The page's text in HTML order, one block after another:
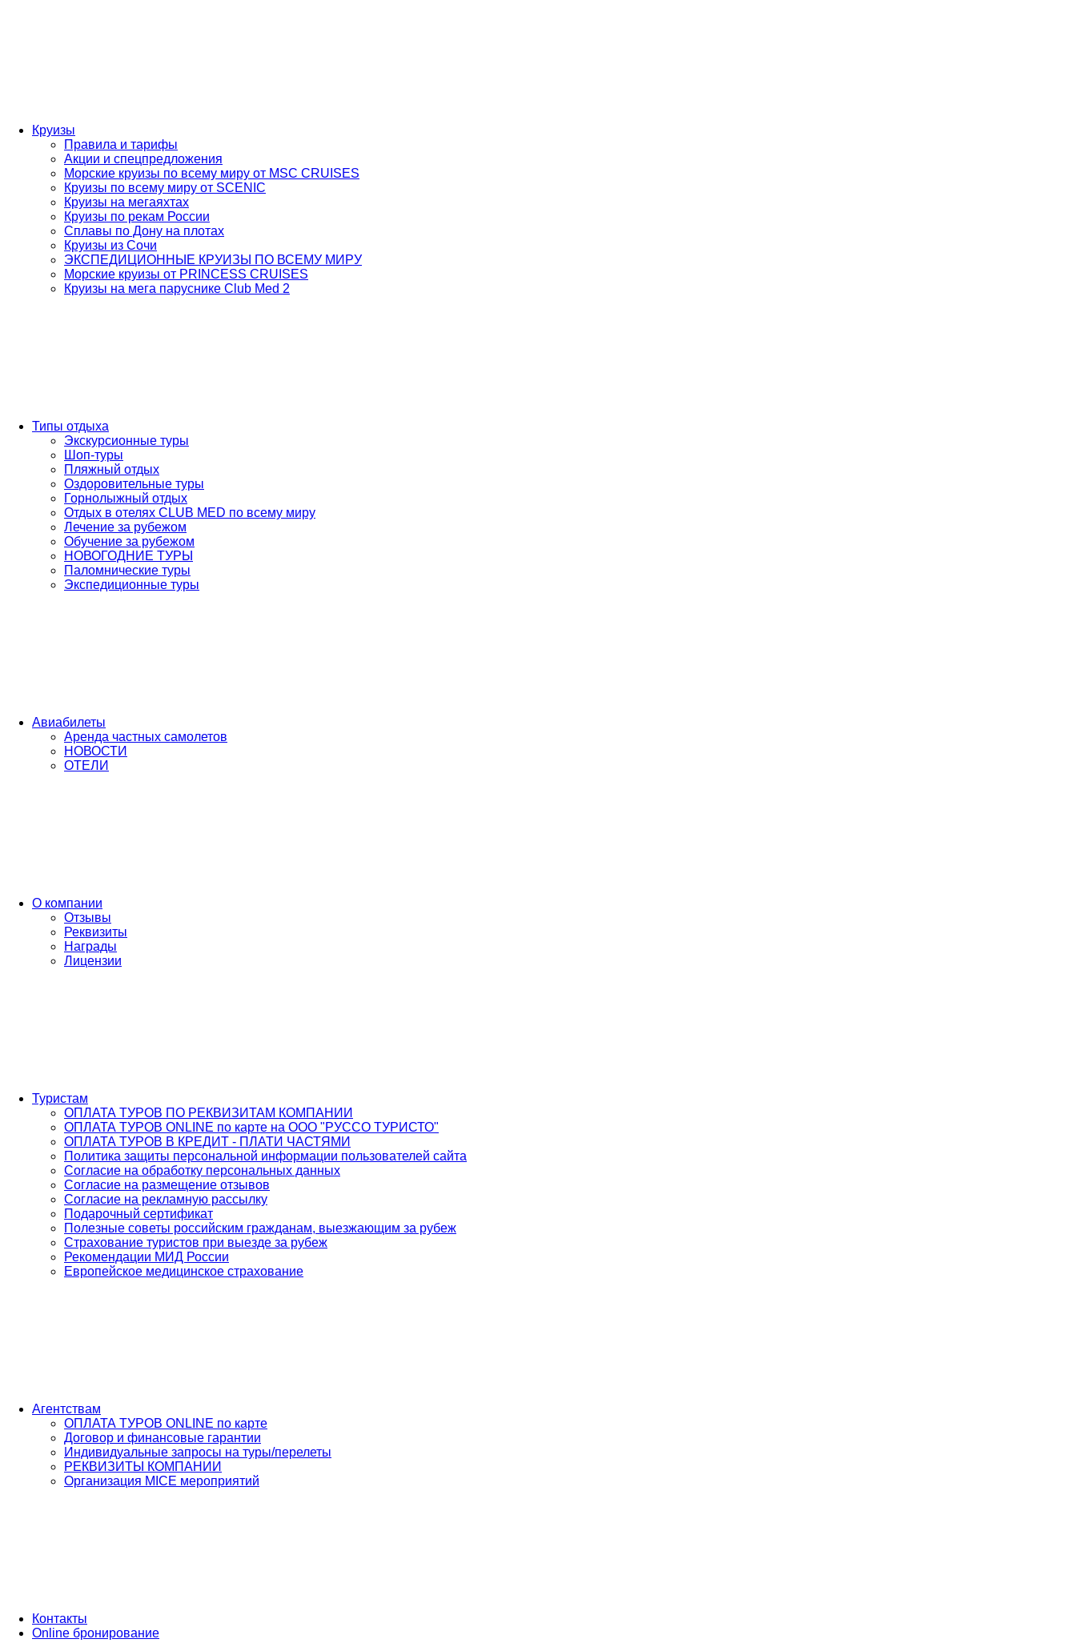
Круизы
Правила и тарифы
Акции и спецпредложения
Морские круизы по всему миру от MSC CRUISES
Круизы по всему миру от SCENIC
Круизы на мегаяхтах
Круизы по рекам России
Сплавы по Дону на плотах
Круизы из Сочи
ЭКСПЕДИЦИОННЫЕ КРУИЗЫ ПО ВСЕМУ МИРУ
Морские круизы от PRINCESS CRUISES
Круизы на мега паруснике Club Med 2
Типы отдыха
Экскурсионные туры
Шоп-туры
Пляжный отдых
Оздоровительные туры
Горнолыжный отдых
Отдых в отелях CLUB MED по всему миру
Лечение за рубежом
Обучение за рубежом
НОВОГОДНИЕ ТУРЫ
Паломнические туры
Экспедиционные туры
Авиабилеты
Аренда частных самолетов
НОВОСТИ
ОТЕЛИ
О компании
Отзывы
Реквизиты
Награды
Лицензии
Туристам
ОПЛАТА ТУРОВ ПО РЕКВИЗИТАМ КОМПАНИИ
ОПЛАТА ТУРОВ ONLINE по карте на ООО "РУССО ТУРИСТО"
ОПЛАТА ТУРОВ В КРЕДИТ - ПЛАТИ ЧАСТЯМИ
Политика защиты персональной информации пользователей сайта
Согласие на обработку персональных данных
Согласие на размещение отзывов
Согласие на рекламную рассылку
Подарочный сертификат
Полезные советы российским гражданам, выезжающим за рубеж
Страхование туристов при выезде за рубеж
Рекомендации МИД России
Европейское медицинское страхование
Агентствам
ОПЛАТА ТУРОВ ONLINE по карте
Договор и финансовые гарантии
Индивидуальные запросы на туры/перелеты
РЕКВИЗИТЫ КОМПАНИИ
Организация MICE мероприятий
Контакты
Online бронирование